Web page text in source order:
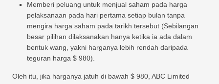
Memberi peluang untuk menjual saham pada harga
pelaksanaan pada hari pertama setiap bulan tanpa
mengira harga saham pada tarikh tersebut (Sebilangan
besar pilihan dilaksanakan hanya ketika ia ada dalam
bentuk wang, yakni harganya lebih rendah daripada
teguran harga $ 980).
Oleh itu, jika harganya jatuh di bawah $ 980, ABC Limited